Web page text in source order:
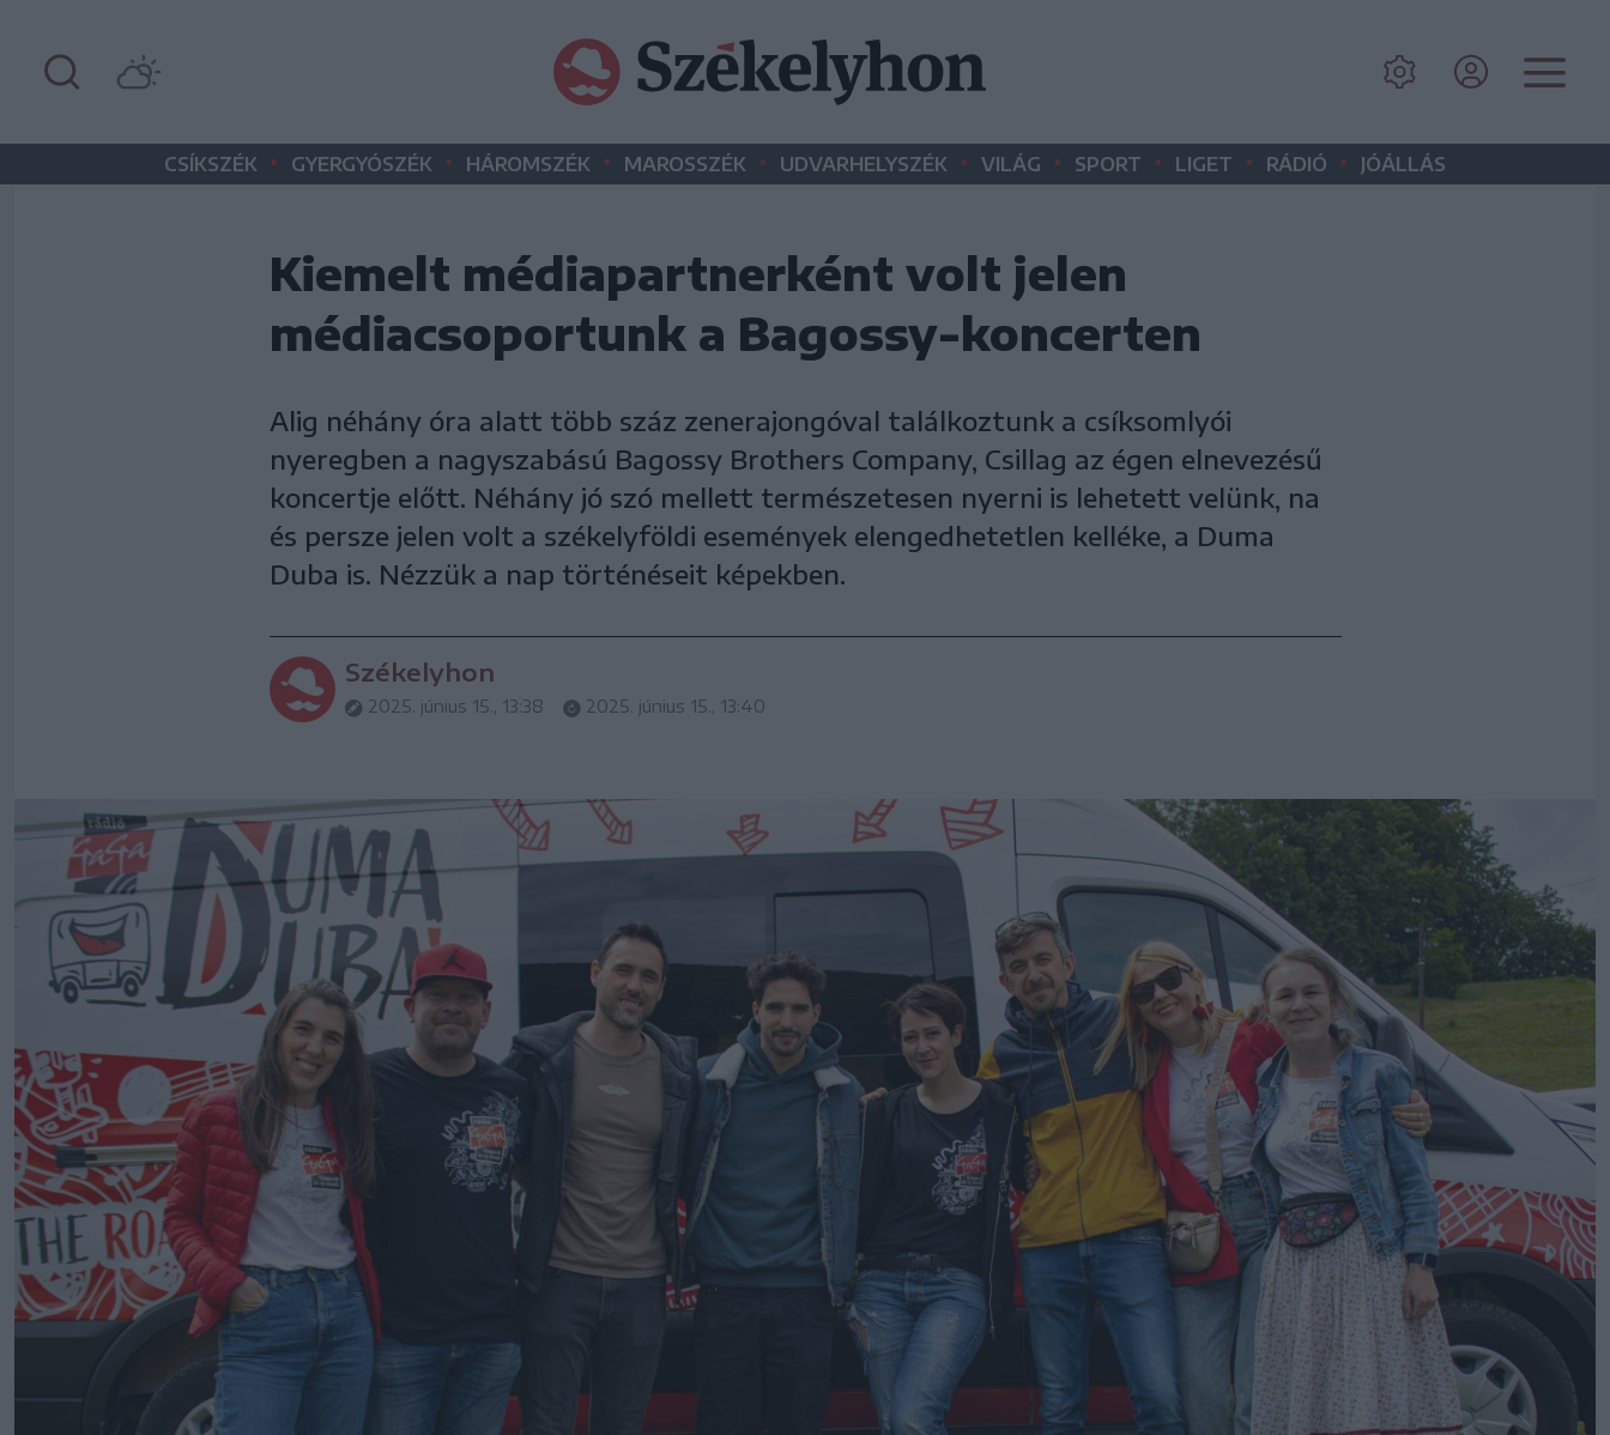
CSÍKSZÉK • GYERGYÓSZÉK • HÁROMSZÉK • MAROSSZÉK • UDVARHELYSZÉK • VILÁG • SPORT • LIGET • RÁDIÓ • JÓÁLLÁS
Kiemelt médiapartnerként volt jelen
médiacsoportunk a Bagossy-koncerten
Alig néhány óra alatt több száz zenerajongóval találkoztunk a csíksomlyói
nyeregben a nagyszabású Bagossy Brothers Company, Csillag az égen elnevezésű
koncertje előtt. Néhány jó szó mellett természetesen nyerni is lehetett velünk, na
és persze jelen volt a székelyföldi események elengedhetetlen kelléke, a Duma
Duba is. Nézzük a nap történéseit képekben.
Székelyhon
2025. június 15., 13:38 2025. június 15., 13:40